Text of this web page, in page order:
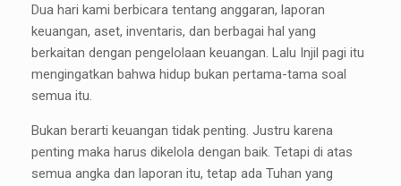
Dua hari kami berbicara tentang anggaran, laporan
keuangan, aset, inventaris, dan berbagai hal yang
berkaitan dengan pengelolaan keuangan. Lalu Injil pagi itu
mengingatkan bahwa hidup bukan pertama-tama soal
semua itu.
Bukan berarti keuangan tidak penting. Justru karena
penting maka harus dikelola dengan baik. Tetapi di atas
semua angka dan laporan itu, tetap ada Tuhan yang